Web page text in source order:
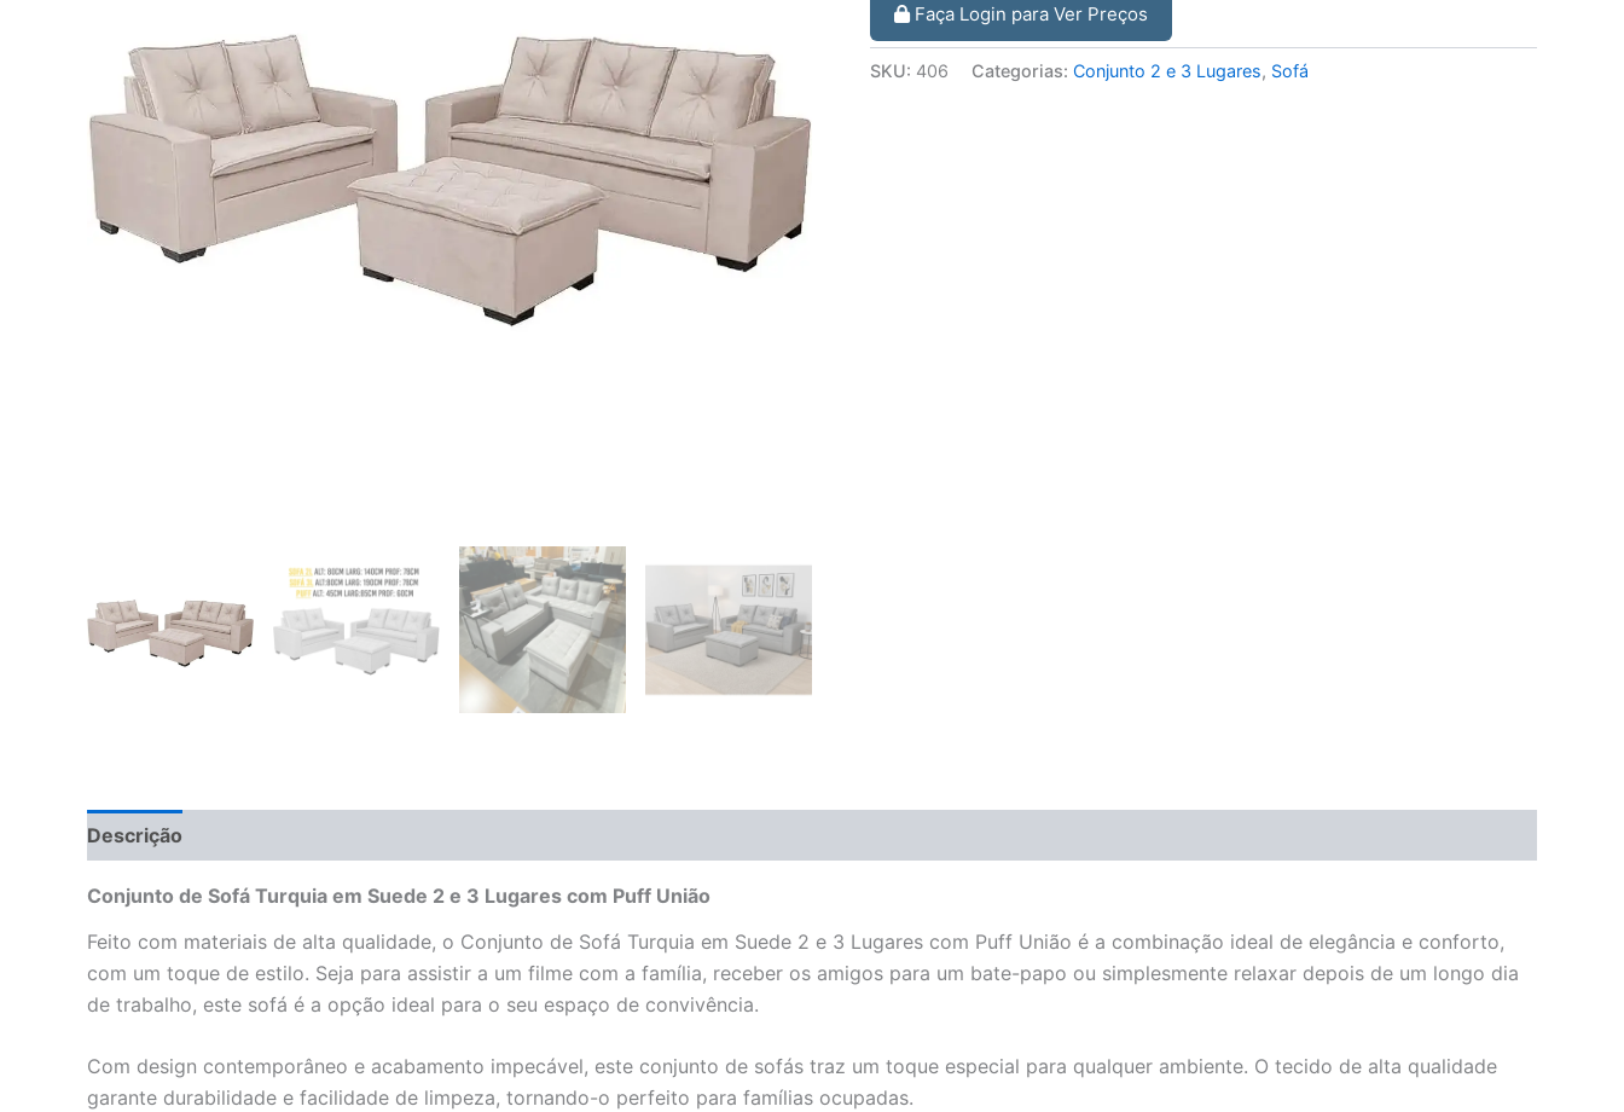
Faça Login para Ver Preços
SKU: 406 Categorias: Conjunto 2 e 3 Lugares, Sofá
Descrição
Conjunto de Sofá Turquia em Suede 2 e 3 Lugares com Puff União
Feito com materiais de alta qualidade, o Conjunto de Sofá Turquia em Suede 2 e 3 Lugares com Puff União é a combinação ideal de elegância e conforto,
com um toque de estilo. Seja para assistir a um filme com a família, receber os amigos para um bate-papo ou simplesmente relaxar depois de um longo dia
de trabalho, este sofá é a opção ideal para o seu espaço de convivência.
Com design contemporâneo e acabamento impecável, este conjunto de sofás traz um toque especial para qualquer ambiente. O tecido de alta qualidade
garante durabilidade e facilidade de limpeza, tornando-o perfeito para famílias ocupadas.